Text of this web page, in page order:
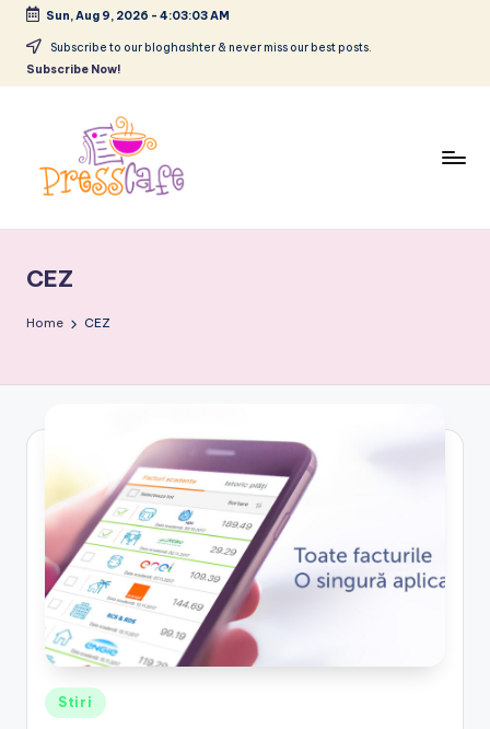
Skip
Sun, Aug 9, 2026 - 4:03:04 AM
Subscribe to our bloghashter & never miss our best posts.
Subscribe Now!
e
s
a
f
e
.
r
o
urbane
CEZ
Home CEZ
Posted
Stiri